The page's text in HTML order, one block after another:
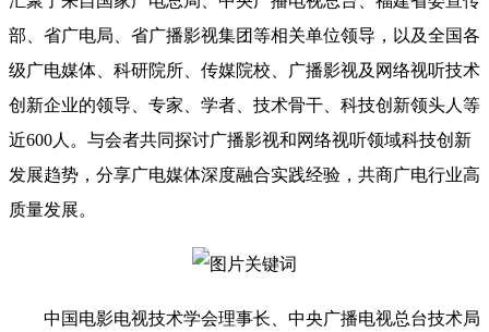
部、省广电局、省广播影视集团等相关单位领导，以及全国各
级广电媒体、科研院所、传媒院校、广播影视及网络视听技术
创新企业的领导、专家、学者、技术骨干、科技创新领头人等
近600人。与会者共同探讨广播影视和网络视听领域科技创新
发展趋势，分享广电媒体深度融合实践经验，共商广电行业高
质量发展。
中国电影电视技术学会理事长、中央广播电视总台技术局